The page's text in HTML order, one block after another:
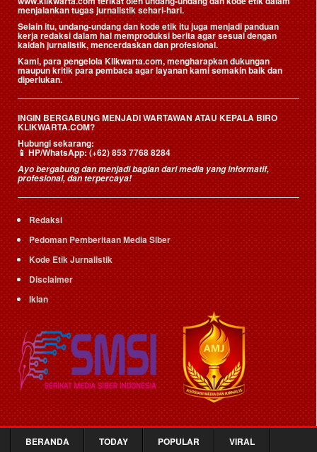
menjalankan tugas jurnalistik sehari-hari.
Selain itu, undang-undang dan kode etik itu juga menjadi panduan
kerja redaksi dalam hal memproduksi berita agar sesuai dengan
kaidah jurnalistik, mencerdaskan dan profesional.
Kami, para pengelola Klikwarta.com, mengharapkan dukungan
maupun kritik para pembaca agar layanan kami semakin baik dan
diperlukan.
INGIN BERGABUNG MENJADI WARTAWAN ATAU KEPALA BIRO
KLIKWARTA.COM?
Hubungi sekarang:
📱HP/WhatsApp:(+62) 853 7768 8284
Ayo bergabung dan menjadi bagian dari media yang informatif,
profesional, dan terpercaya!
Redaksi
Pedoman Pemberitaan Media Siber
Kode Etik Jurnalistik
Disclaimer
Iklan
BERANDA TODAY POPULAR VIRAL